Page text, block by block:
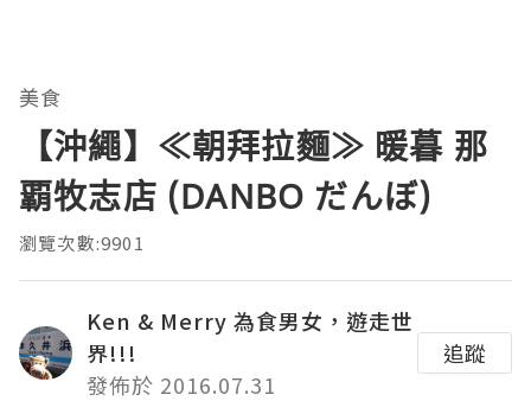
美食
【沖繩】≪朝拜拉麵≫ 暖暮 那
覇牧志店 (DANBO だんぼ)
瀏覽次數:9901
Ken & Merry 為食男女，遊走世
界!!!
發佈於 2016.07.31
追蹤